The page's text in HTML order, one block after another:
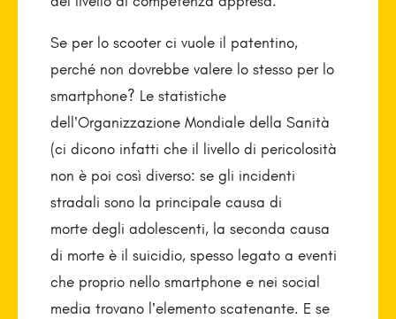
Se per lo scooter ci vuole il patentino,
perché non dovrebbe valere lo stesso per lo
smartphone? Le statistiche
dell’Organizzazione Mondiale della Sanità
(ci dicono infatti che il livello di pericolosità
non è poi così diverso: se gli incidenti
stradali sono la principale causa di
morte degli adolescenti, la seconda causa
di morte è il suicidio, spesso legato a eventi
che proprio nello smartphone e nei social
media trovano l’elemento scatenante. E se